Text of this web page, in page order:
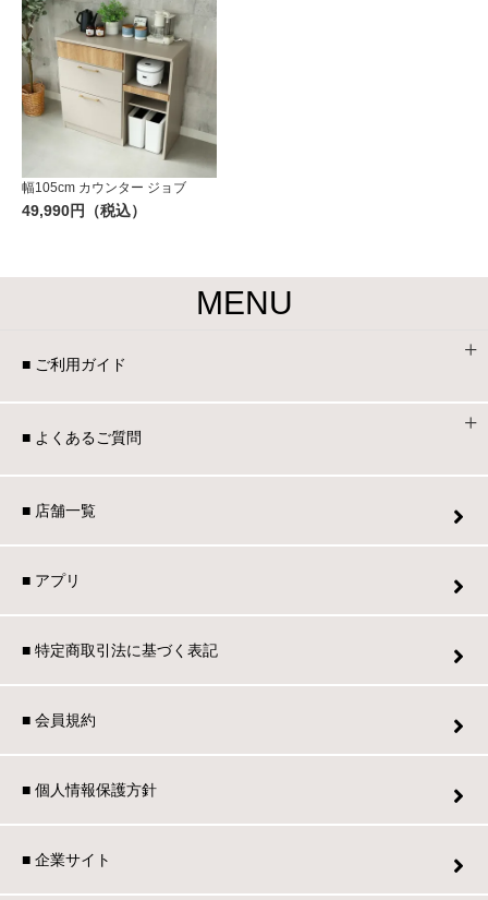
幅105cm カウンター ジョブ
49,990円（税込）
MENU
■ ご利用ガイド
■ よくあるご質問
■ 店舗一覧
■ アプリ
■ 特定商取引法に基づく表記
■ 会員規約
■ 個人情報保護方針
■ 企業サイト